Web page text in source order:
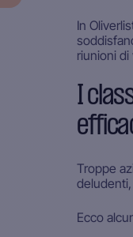
In
riunioni
I
Troppe
Ecco